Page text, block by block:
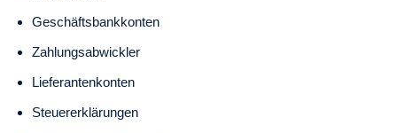
Geschäftsbankkonten
Zahlungsabwickler
Lieferantenkonten
Steuererklärungen